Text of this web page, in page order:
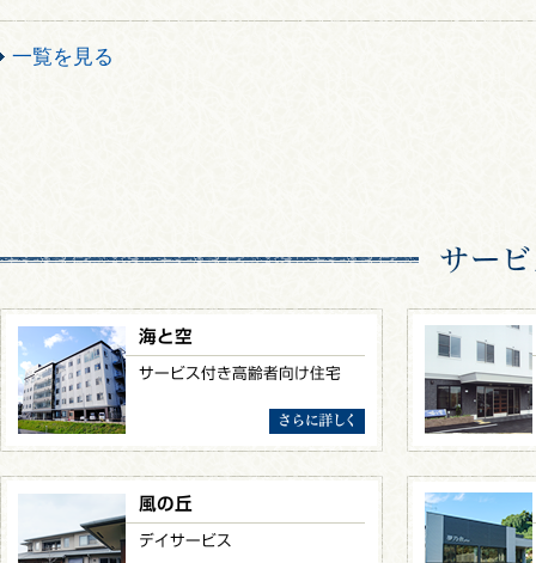
一覧を見る